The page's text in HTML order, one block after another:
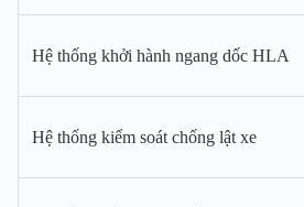
Hệ thống khởi hành ngang dốc HLA
Hệ thống kiểm soát chống lật xe